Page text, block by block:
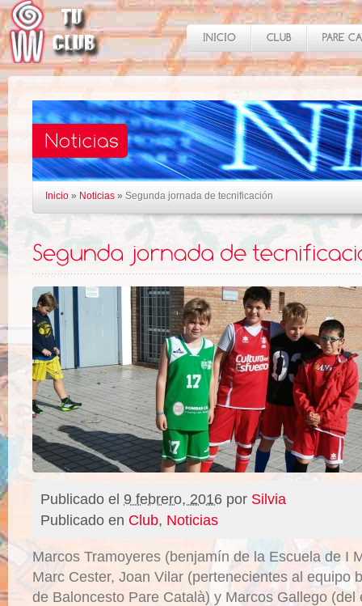
Inicio » Noticias » Segunda jornada de tecnificación
Publicado el 9 febrero, 2016 por Silvia
Publicado en Club, Noticias
Marcos Tramoyeres (benjamín de la Escuela de I
Marc Cester, Joan Vilar (pertenecientes al equipo
de Baloncesto Pare Català) y Marcos Gallego (del